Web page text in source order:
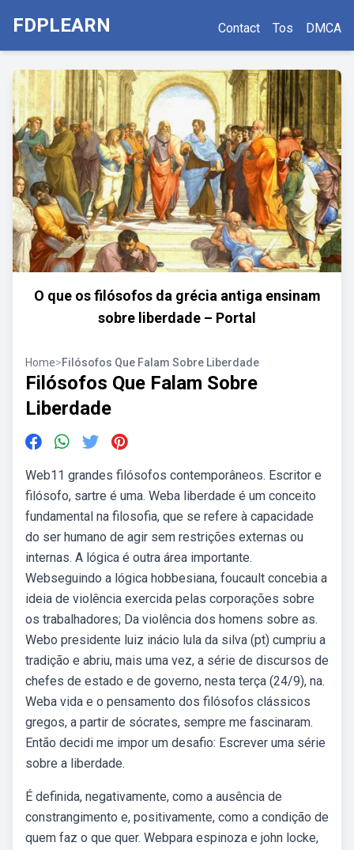
FDPLEARN Contact Tos DMCA
O que os filósofos da grécia antiga ensinam
sobre liberdade – Portal
Home>Filósofos Que Falam Sobre Liberdade
Filósofos Que Falam Sobre
Liberdade
Web11 grandes filósofos contemporâneos. Escritor e
filósofo, sartre é uma. Weba liberdade é um conceito
fundamental na filosofia, que se refere à capacidade
do ser humano de agir sem restrições externas ou
internas. A lógica é outra área importante.
Webseguindo a lógica hobbesiana, foucault concebia a
ideia de violência exercida pelas corporações sobre
os trabalhadores; Da violência dos homens sobre as.
Webo presidente luiz inácio lula da silva (pt) cumpriu a
tradição e abriu, mais uma vez, a série de discursos de
chefes de estado e de governo, nesta terça (24/9), na.
Weba vida e o pensamento dos filósofos clássicos
gregos, a partir de sócrates, sempre me fascinaram.
Então decidi me impor um desafio: Escrever uma série
sobre a liberdade.
É definida, negativamente, como a ausência de
constrangimento e, positivamente, como a condição de
quem faz o que quer. Webpara espinoza e john locke,